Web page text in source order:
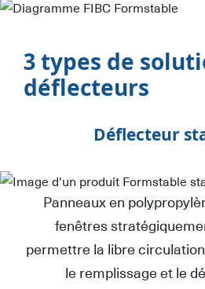
3 types de
déflecteurs
Déflecteur
Panneaux en
fenêtres
permettre la libre
le remplissage et le